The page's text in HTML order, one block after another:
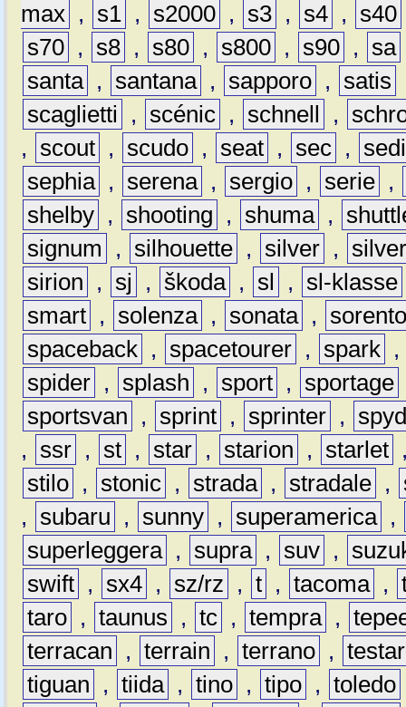
max , s1 , s2000 , s3 , s4 , s40
s70 , s8 , s80 , s800 , s90 , sa
santa , santana , sapporo , satis
scaglietti
, scénic , schnell ,
,
scout , scudo , seat , sec ,
sephia , serena , sergio , serie ,
shelby , shooting , shuma ,
signum
, silhouette , silver ,
sirion
, sj , škoda , sl , sl-klasse
smart , solenza , sonata ,
spaceback , spacetourer , spark ,
spider , splash , sport , sportage
sportsvan
, sprint , sprinter ,
,
ssr , st , star , starion , starlet
stilo , stonic , strada , stradale ,
,
subaru , sunny , superamerica ,
superleggera , supra , suv ,
swift , sx4 , sz/rz , t , tacoma ,
taro , taunus , tc , tempra ,
terracan
, terrain , terrano ,
tiguan
, tiida , tino , tipo , toledo